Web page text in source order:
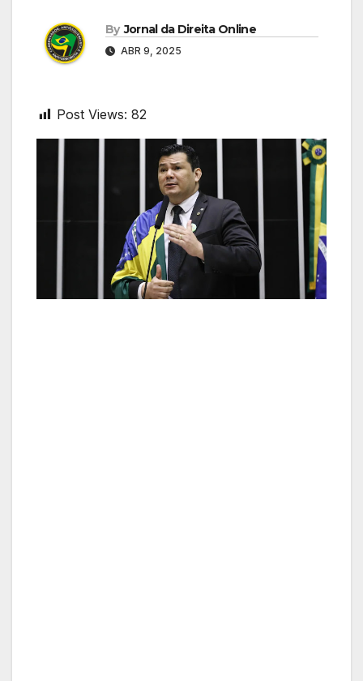
By Jornal da Direita Online
ABR 9, 2025
Post Views: 82